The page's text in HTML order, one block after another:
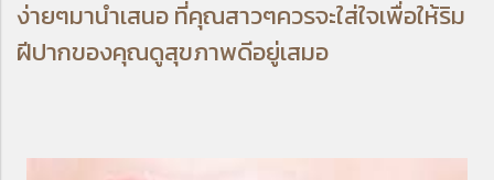
ง่ายๆมานำเสนอ ที่คุณสาวๆควรจะใส่ใจเพื่อให้ริม
ฝีปากของคุณดูสุขภาพดีอยู่เสมอ